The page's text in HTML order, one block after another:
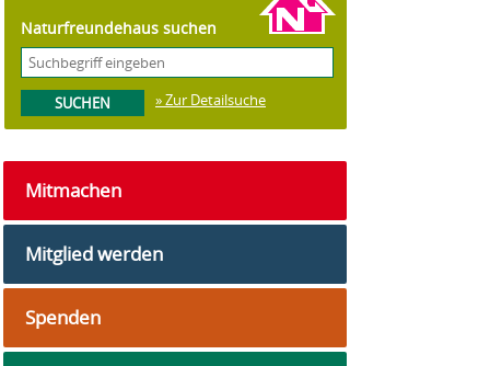
Naturfreundehaus suchen
» Zur Detailsuche
Mitmachen
Mitglied werden
Spenden